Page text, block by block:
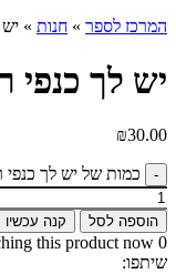
המרכז לספר » חנות »
יש לך כנפי
₪30.00
כמות של יש לך כנפי
הוספה לסל קנה עכשיו
0
this product now!
שיתפו: